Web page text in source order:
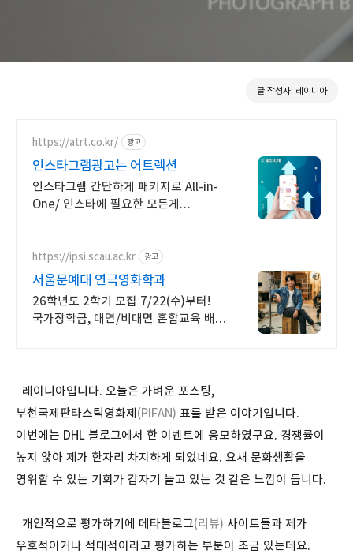
글 작성자: 레이니아
https://atrt.co.kr/ 광고
인스타그램광고는 어트렉션
인스타그램 간단하게 패키지로 All-in-
One/ 인스타에 필요한 모든게
https://ipsi.scau.ac.kr 광고
서울문예대 연극영화학과
26학년도 2학기 모집 7/22(수)부터!
국가장학금, 대면/비대면 혼합교육 배우
레이니아입니다. 오늘은 가벼운 포스팅,
부천국제판타스틱영화제(PIFAN) 표를 받은 이야기입니다.
이번에는 DHL 블로그에서 한 이벤트에 응모하였구요. 경쟁률이
높지 않아 제가 한자리 차지하게 되었네요. 요새 문화생활을
영위할 수 있는 기회가 갑자기 늘고 있는 것 같은 느낌이 듭니다.
개인적으로 평가하기에 메타블로그(리뷰) 사이트들과 제가
우호적이거나 적대적이라고 평가하는 부분이 조금 있는데요.